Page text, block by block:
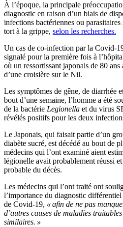
À l’époque, la principale
diagnostic en raison d’un biais de
infections bactériennes ou
tort à la grippe, selon les recherches.
Un cas de co-infection par la Covid-
signalé pour la première fois à
où un ressortissant japonais de 80
d’une croisière sur le Nil.
Les symptômes de gêne, de diarrhée
bout d’une semaine, l’homme a été
de la bactérie Legionella et du virus
révélés positifs pour les deux
Le Japonais, qui faisait partie d’un
diabète sucré, est décédé au bout de
médecins qui l’ont examiné aient
légionelle avait probablement réussi
probable du décès.
Les médecins qui l’ont traité ont
l’importance du diagnostic
de Covid-19, « afin de ne pas
d’autres causes de maladies
similaires. »